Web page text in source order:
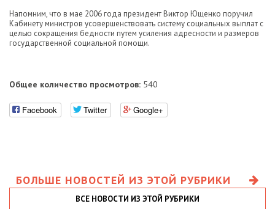
Напомним, что в мае 2006 года президент Виктор Ющенко поручил
Кабинету министров усовершенствовать систему социальных выплат с
целью сокращения бедности путем усиления адресности и размеров
государственной социальной помощи.
Общее количество просмотров: 540
Facebook Twitter Google+
БОЛЬШЕ НОВОСТЕЙ ИЗ ЭТОЙ РУБРИКИ
ВСЕ НОВОСТИ ИЗ ЭТОЙ РУБРИКИ